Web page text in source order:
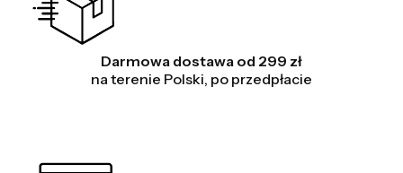
Darmowa dostawa od 299 zł
na terenie Polski, po przedpłacie